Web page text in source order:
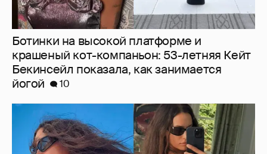
Ирина Шейк показала фигуру в бикини